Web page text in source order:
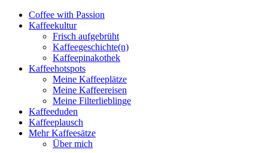
Coffee with Passion
Kaffeekultur
Frisch aufgebrüht
Kaffeegeschichte(n)
Kaffeepinakothek
Kaffeehotspots
Meine Kaffeeplätze
Meine Kaffeereisen
Meine Filterlieblinge
Kaffeeduden
Kaffeeplausch
Mehr Kaffeesätze
Über mich